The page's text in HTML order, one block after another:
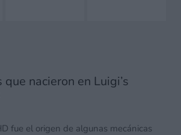
que nacieron en Luigi’s
fue el origen de algunas mecánicas